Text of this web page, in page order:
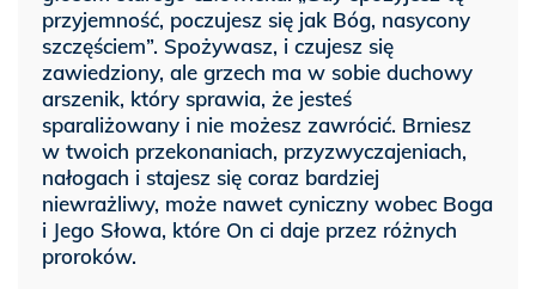
przyjemność, poczujesz się jak Bóg, nasycony
szczęściem”. Spożywasz, i czujesz się
zawiedziony, ale grzech ma w sobie duchowy
arszenik, który sprawia, że jesteś
sparaliżowany i nie możesz zawrócić. Brniesz
w twoich przekonaniach, przyzwyczajeniach,
nałogach i stajesz się coraz bardziej
niewrażliwy, może nawet cyniczny wobec Boga
i Jego Słowa, które On ci daje przez różnych
proroków.